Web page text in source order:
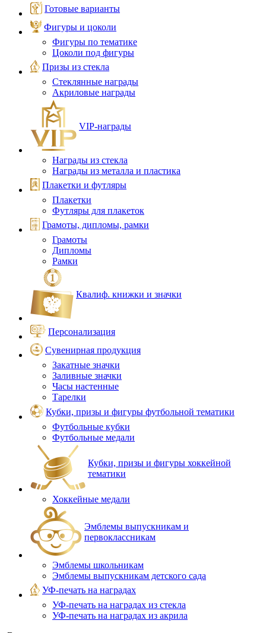
Готовые варианты
Фигуры и цоколи
Фигуры по тематике
Цоколи под фигуры
Призы из стекла
Стеклянные награды
Акриловые награды
VIP‑награды
Награды из стекла
Награды из металла и пластика
Плакетки и футляры
Плакетки
Футляры для плакеток
Грамоты, дипломы, рамки
Грамоты
Дипломы
Рамки
Квалиф. книжки и значки
Персонализация
Сувенирная продукция
Закатные значки
Заливные значки
Часы настенные
Тарелки
Кубки, призы и фигуры футбольной тематики
Футбольные кубки
Футбольные медали
Кубки, призы и фигуры хоккейной
тематики
Хоккейные медали
Эмблемы выпускникам и
первоклассникам
Эмблемы школьникам
Эмблемы выпускникам детского сада
УФ-печать на наградах
УФ‑печать на наградах из стекла
УФ-печать на наградах из акрила